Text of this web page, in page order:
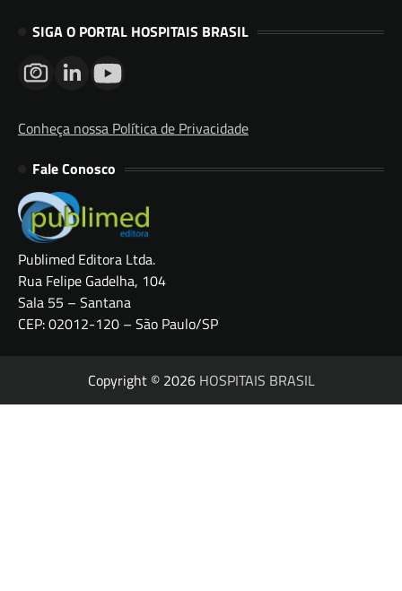
SIGA O PORTAL HOSPITAIS BRASIL
Conheça nossa Política de Privacidade
Fale Conosco
Publimed Editora Ltda.
Rua Felipe Gadelha, 104
Sala 55 – Santana
CEP: 02012-120 – São Paulo/SP
Copyright © 2026 HOSPITAIS BRASIL